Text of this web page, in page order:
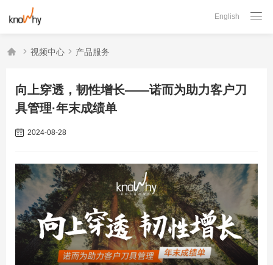

English
  视频中心  产品服务
向上穿透，韧性增长——诺而为助力客户刀
具管理·年末成绩单
2024-08-28